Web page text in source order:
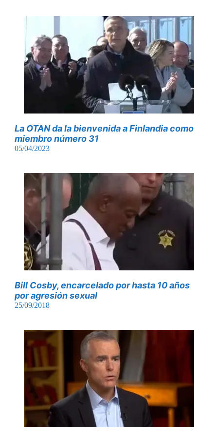
La OTAN da la bienvenida a Finlandia como
miembro número 31
05/04/2023
Bill Cosby, encarcelado por hasta 10 años
por agresión sexual
25/09/2018